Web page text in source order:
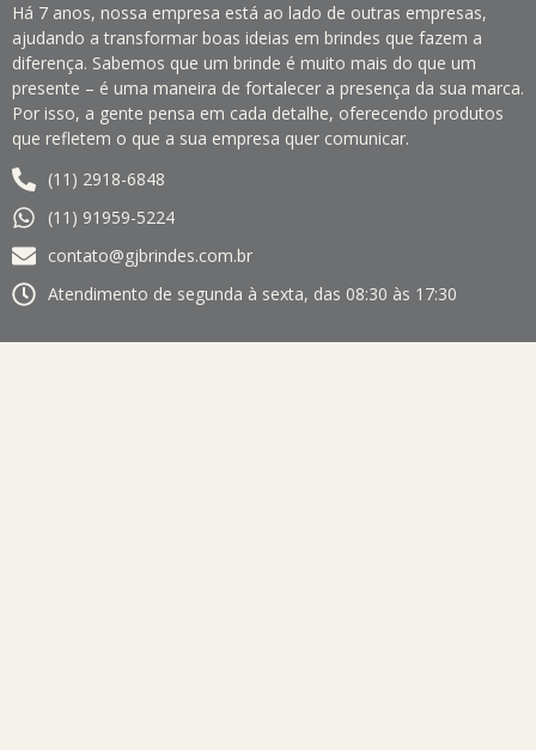
Há 7 anos, nossa empresa está ao lado de outras empresas,
ajudando a transformar boas ideias em brindes que fazem a
diferença. Sabemos que um brinde é muito mais do que um
presente – é uma maneira de fortalecer a presença da sua marca.
Por isso, a gente pensa em cada detalhe, oferecendo produtos
que refletem o que a sua empresa quer comunicar.
(11) 2918-6848
(11) 91959-5224
contato@gjbrindes.com.br
Atendimento de segunda à sexta, das 08:30 às 17:30